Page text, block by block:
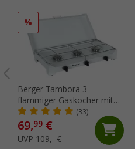
%
Berger Tambora 3-
flammiger Gaskocher mit
Zündsicherung (33)
69,99 €
UVP 109,- €